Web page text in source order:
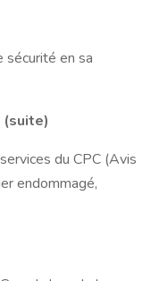
sécurité en sa
du CPC (Avis
endommagé,